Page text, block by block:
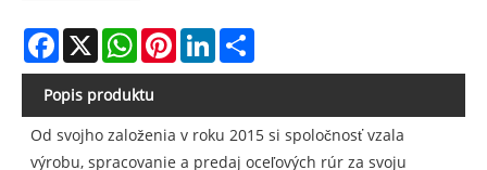
Facebook
X WhatsAppPinterestLinkedIn
Popis produktu
Od svojho založenia v roku 2015 si spoločnosť vzala
výrobu, spracovanie a predaj oceľových rúr za svoju